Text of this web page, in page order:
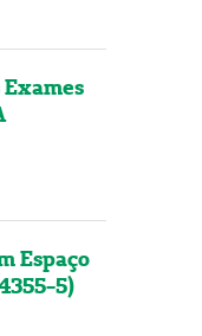
Espaço
5)